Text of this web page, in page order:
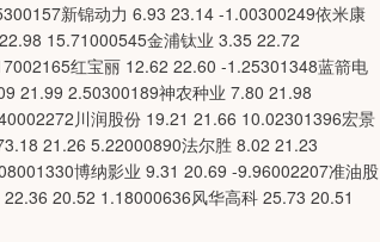
新锦动力 6.93 23.14 -1.00300249依米康
15.71000545金浦钛业 3.35 22.72
红宝丽 12.62 22.60 -1.25301348蓝箭电
21.99 2.50300189神农种业 7.80 21.98
川润股份 19.21 21.66 10.02301396宏景
21.26 5.22000890法尔胜 8.02 21.23
博纳影业 9.31 20.69 -9.96002207准油股
20.52 1.18000636风华高科 25.73 20.51